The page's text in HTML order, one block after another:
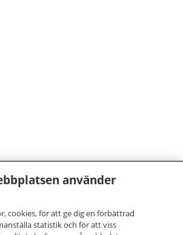
använder
cookies, för att ge dig en förbättrad
statistik och för att viss